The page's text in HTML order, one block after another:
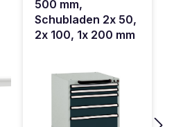
500 mm,
Schubladen 2x 50,
2x 100, 1x 200 mm